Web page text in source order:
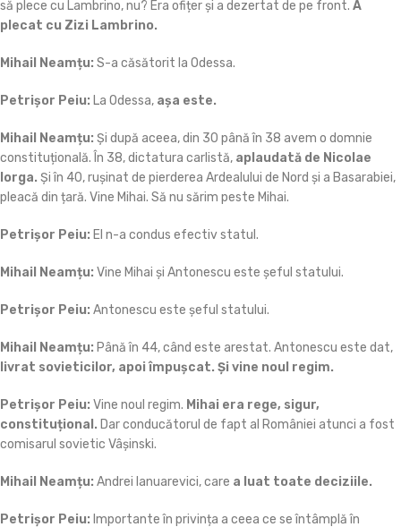
să plece cu Lambrino, nu? Era ofițer și a dezertat de pe front. A
plecat cu Zizi Lambrino.
Mihail Neamțu: S-a căsătorit la Odessa.
Petrișor Peiu: La Odessa, așa este.
Mihail Neamțu: Și după aceea, din 30 până în 38 avem o domnie
constituțională. În 38, dictatura carlistă, aplaudată de Nicolae
Iorga. Și în 40, rușinat de pierderea Ardealului de Nord și a Basarabiei,
pleacă din țară. Vine Mihai. Să nu sărim peste Mihai.
Petrișor Peiu: El n-a condus efectiv statul.
Mihail Neamțu: Vine Mihai și Antonescu este șeful statului.
Petrișor Peiu: Antonescu este șeful statului.
Mihail Neamțu: Până în 44, când este arestat. Antonescu este dat,
livrat sovieticilor, apoi împușcat. Și vine noul regim.
Petrișor Peiu: Vine noul regim. Mihai era rege, sigur,
constituțional. Dar conducătorul de fapt al României atunci a fost
comisarul sovietic Vâșinski.
Mihail Neamțu: Andrei Ianuarevici, care a luat toate deciziile.
Petrișor Peiu: Importante în privința a ceea ce se întâmplă în